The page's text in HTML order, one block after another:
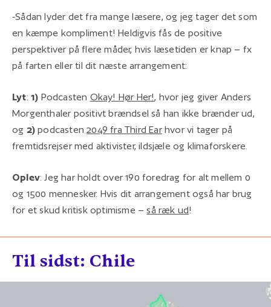
-Sådan lyder det fra mange læsere, og jeg tager det som
en kæmpe kompliment! Heldigvis fås de positive
perspektiver på flere måder, hvis læsetiden er knap – fx
på farten eller til dit næste arrangement:
Lyt:1) Podcasten Okay! Hør Her!, hvor jeg giver Anders
Morgenthaler positivt brændsel så han ikke brænder ud,
og 2)podcasten2049 fra Third Earhvor vi tager på
fremtidsrejser med aktivister, ildsjæle og klimaforskere.
Oplev: Jeg har holdt over 190 foredrag for alt mellem 0
og 1500 mennesker. Hvis dit arrangement også har brug
for et skud kritisk optimisme –så ræk ud!
Til sidst: Chile